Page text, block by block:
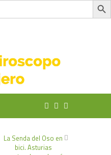
La Senda del Oso en
bici. Asturias